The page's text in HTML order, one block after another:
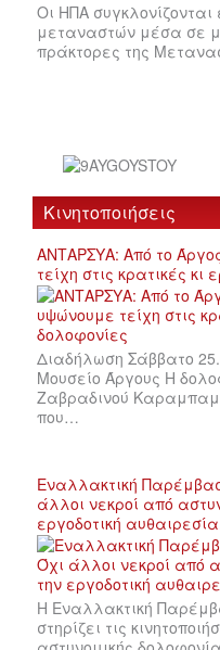
Οι ΗΠΑ
μεταναστών μέσα σε
πράκτορες της
Κινητοποιήσεις
ΑΝΤΑΡΣΥΑ: Από το
τείχη στις κρατικές κι
Διαδήλωση Σάββατο
Μουσείο Άργους Η
Ζαβραδινού
που…
Εναλλακτική
άλλοι νεκροί από
εργοδοτική
Η Εναλλακτική
στηρίζει τις